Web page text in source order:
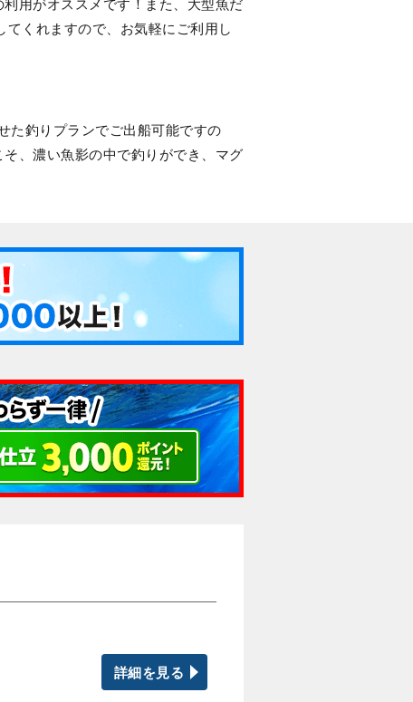
用がオススメです！また、大型魚だ
くれますので、お気軽にご利用し
た釣りプランでご出船可能ですの
、濃い魚影の中で釣りができ、マグ
詳細を見る